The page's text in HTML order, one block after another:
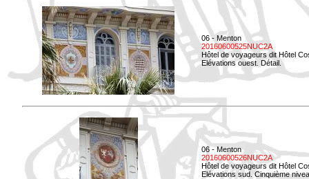
06 - Menton
20160600525NUC2A
Hôtel de voyageurs dit Hôtel
Elévations ouest. Détail.
06 - Menton
20160600526NUC2A
Hôtel de voyageurs dit Hôtel
Elévations sud. Cinquième